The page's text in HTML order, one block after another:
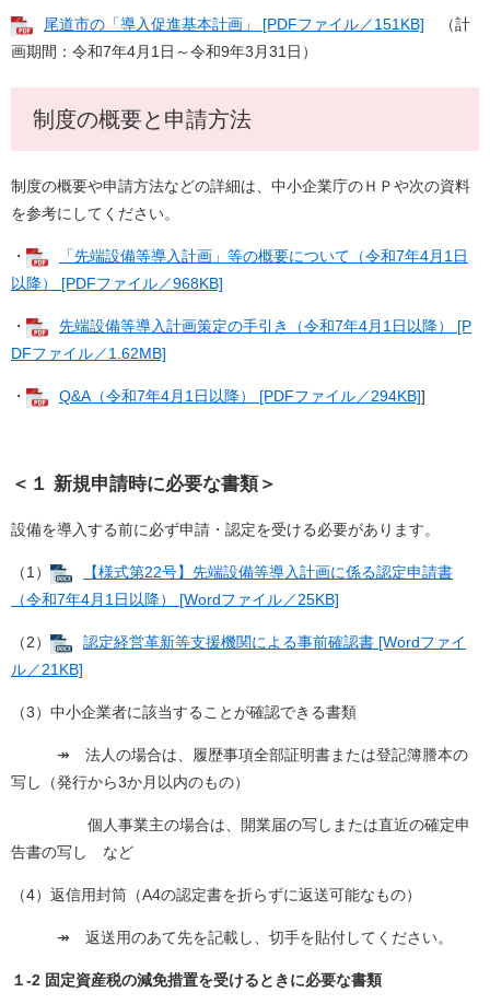
尾道市の「導入促進基本計画」 [PDFファイル／151KB] （計
画期間：令和7年4月1日～令和9年3月31日）
制度の概要と申請方法
制度の概要や申請方法などの詳細は、中小企業庁のＨＰや次の資料
を参考にしてください。
・
「先端設備等導入計画」等の概要について（令和7年4月1日
以降） [PDFファイル／968KB]
・
先端設備等導入計画策定の手引き（令和7年4月1日以降） [P
DFファイル／1.62MB]
・ Q&A（令和7年4月1日以降） [PDFファイル／294KB]]
＜１ 新規申請時に必要な書類＞
設備を導入する前に必ず申請・認定を受ける必要があります。
（1）
【様式第22号】先端設備等導入計画に係る認定申請書
（令和7年4月1日以降） [Wordファイル／25KB]
（2）
認定経営革新等支援機関による事前確認書 [Wordファイ
ル／21KB]
（3）中小企業者に該当することが確認できる書類
↠ 法人の場合は、履歴事項全部証明書または登記簿謄本の
写し（発行から3か月以内のもの）
個人事業主の場合は、開業届の写しまたは直近の確定申
告書の写し など
（4）返信用封筒（A4の認定書を折らずに返送可能なもの）
↠ 返送用のあて先を記載し、切手を貼付してください。
１-2 固定資産税の減免措置を受けるときに必要な書類